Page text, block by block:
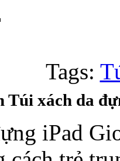
Ốp lưng Sony
Tags:
Túi xách da
iPad